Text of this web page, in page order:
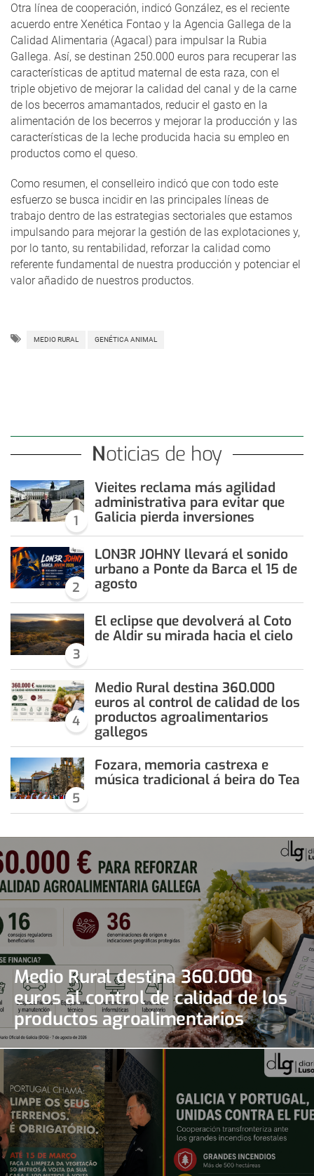
Otra línea de cooperación, indicó González, es el reciente
acuerdo entre Xenética Fontao y la Agencia Gallega de la
Calidad Alimentaria (Agacal) para impulsar la Rubia
Gallega. Así, se destinan 250.000 euros para recuperar las
características de aptitud maternal de esta raza, con el
triple objetivo de mejorar la calidad del canal y de la carne
de los becerros amamantados, reducir el gasto en la
alimentación de los becerros y mejorar la producción y las
características de la leche producida hacia su empleo en
productos como el queso.
Como resumen, el conselleiro indicó que con todo este
esfuerzo se busca incidir en las principales líneas de
trabajo dentro de las estrategias sectoriales que estamos
impulsando para mejorar la gestión de las explotaciones y,
por lo tanto, su rentabilidad, reforzar la calidad como
referente fundamental de nuestra producción y potenciar el
valor añadido de nuestros productos.
MEDIO RURAL GENÉTICA ANIMAL
Noticias de hoy
1
Vieites reclama más agilidad
administrativa para evitar que
Galicia pierda inversiones
2
LON3R JOHNY llevará el sonido
urbano a Ponte da Barca el 15 de
agosto
3
El eclipse que devolverá al Coto
de Aldir su mirada hacia el cielo
4
Medio Rural destina 360.000
euros al control de calidad de los
productos agroalimentarios
gallegos
5
Fozara, memoria castrexa e
música tradicional á beira do Tea
Medio Rural destina 360.000
euros al control de calidad de los
productos agroalimentarios
gallegos